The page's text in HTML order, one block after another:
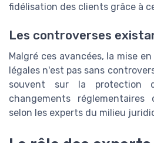
fidélisation des clients grâce à
Les controverses
Malgré ces avancées, la mise
légales n'est pas sans
souvent sur la protection
changements réglementaires
selon les experts du milieu